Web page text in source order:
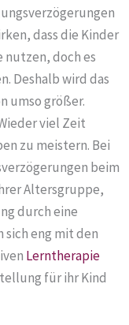
dass die Kinder
nutzen, doch es
Deshalb wird das
umso größer.
viel Zeit
zu meistern. Bei
beim
Altersgruppe,
durch eine
sich eng mit den
Lerntherapie
für ihr Kind